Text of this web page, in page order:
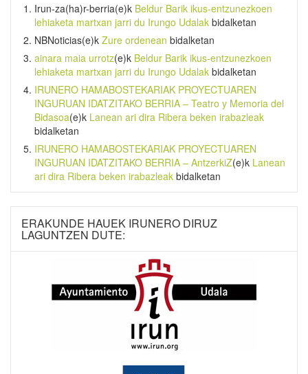
Irun-za(ha)r-berria(e)k Beldur Barik ikus-entzunezkoen
lehiaketa martxan jarri du Irungo Udalak bidalketan
NBNoticias(e)k Zure ordenean bidalketan
ainara maia urrotz(e)k Beldur Barik ikus-entzunezkoen
lehiaketa martxan jarri du Irungo Udalak bidalketan
IRUNERO HAMABOSTEKARIAK PROYECTUAREN
INGURUAN IDATZITAKO BERRIA – Teatro y Memoria del
Bidasoa(e)k Lanean ari dira Ribera beken irabazleak
bidalketan
IRUNERO HAMABOSTEKARIAK PROYECTUAREN
INGURUAN IDATZITAKO BERRIA – AntzerkiZ(e)k Lanean
ari dira Ribera beken irabazleak bidalketan
ERAKUNDE HAUEK IRUNERO DIRUZ
LAGUNTZEN DUTE: